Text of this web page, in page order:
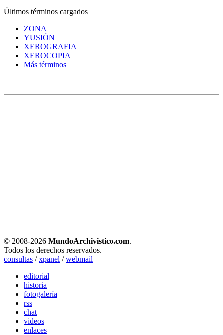
Últimos términos cargados
ZONA
YUSIÓN
XEROGRAFIA
XEROCOPIA
Más términos
© 2008-2026 MundoArchivistico.com.
Todos los derechos reservados.
consultas /xpanel /webmail
editorial
historia
fotogalería
rss
chat
videos
enlaces